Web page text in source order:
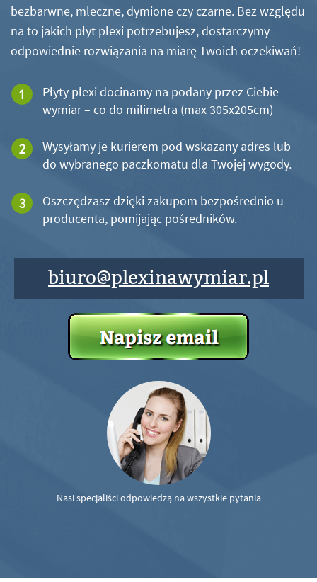
bezbarwne, mleczne, dymione czy czarne. Bez względu
na to jakich płyt plexi potrzebujesz, dostarczymy
odpowiednie rozwiązania na miarę Twoich oczekiwań!
Płyty plexi docinamy na podany przez Ciebie
wymiar – co do milimetra (max 305x205cm)
Wysyłamy je kurierem pod wskazany adres lub
do wybranego paczkomatu dla Twojej wygody.
Oszczędzasz dzięki zakupom bezpośrednio u
producenta, pomijając pośredników.
biuro@plexinawymiar.pl
Nasi specjaliści odpowiedzą na wszystkie pytania